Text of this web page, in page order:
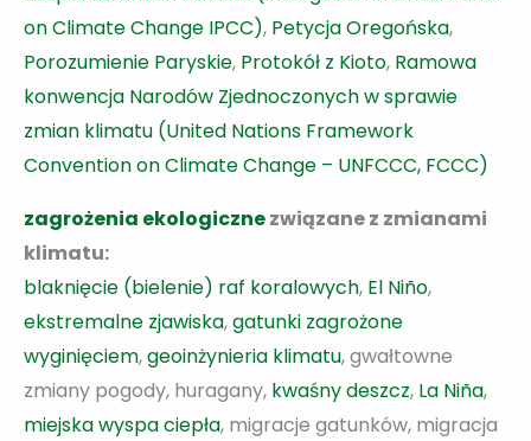
on Climate Change IPCC), Petycja Oregońska,
Porozumienie Paryskie, Protokół z Kioto, Ramowa
konwencja Narodów Zjednoczonych w sprawie
zmian klimatu (United Nations Framework
Convention on Climate Change – UNFCCC, FCCC)
zagrożenia ekologicznezwiązane z zmianami
klimatu:
blaknięcie (bielenie) raf koralowych, El Niño,
ekstremalne zjawiska,gatunki zagrożone
wyginięciem,geoinżynieria klimatu, gwałtowne
zmiany pogody, huragany, kwaśny deszcz, La Niña,
miejska wyspa ciepła, migracje gatunków, migracja